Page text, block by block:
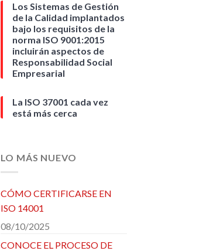
Los Sistemas de Gestión
de la Calidad implantados
bajo los requisitos de la
norma ISO 9001:2015
incluirán aspectos de
Responsabilidad Social
Empresarial
La ISO 37001 cada vez
está más cerca
LO MÁS NUEVO
CÓMO CERTIFICARSE EN
ISO 14001
08/10/2025
CONOCE EL PROCESO DE